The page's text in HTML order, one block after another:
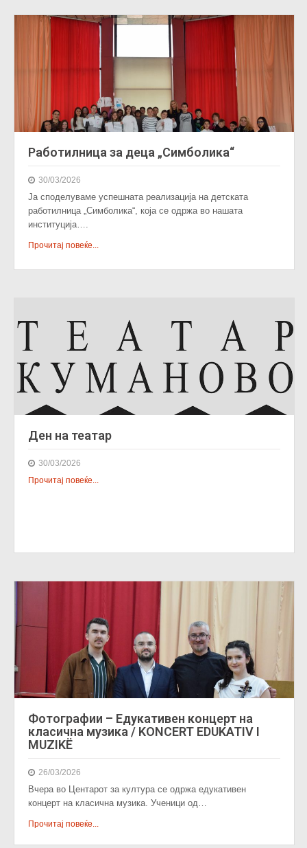
Работилница за деца „Симболика“
30/03/2026
Ја споделуваме успешната реализација на детската
работилница „Симболика“, која се одржа во нашата
институција….
Прочитај повеќе...
Ден на театар
30/03/2026
Прочитај повеќе...
Фотографии – Едукативен концерт на
класична музика / KONCERT EDUKATIV I
MUZIKË
26/03/2026
Вчера во Центарот за култура се одржа едукативен
концерт на класична музика. Ученици од…
Прочитај повеќе...